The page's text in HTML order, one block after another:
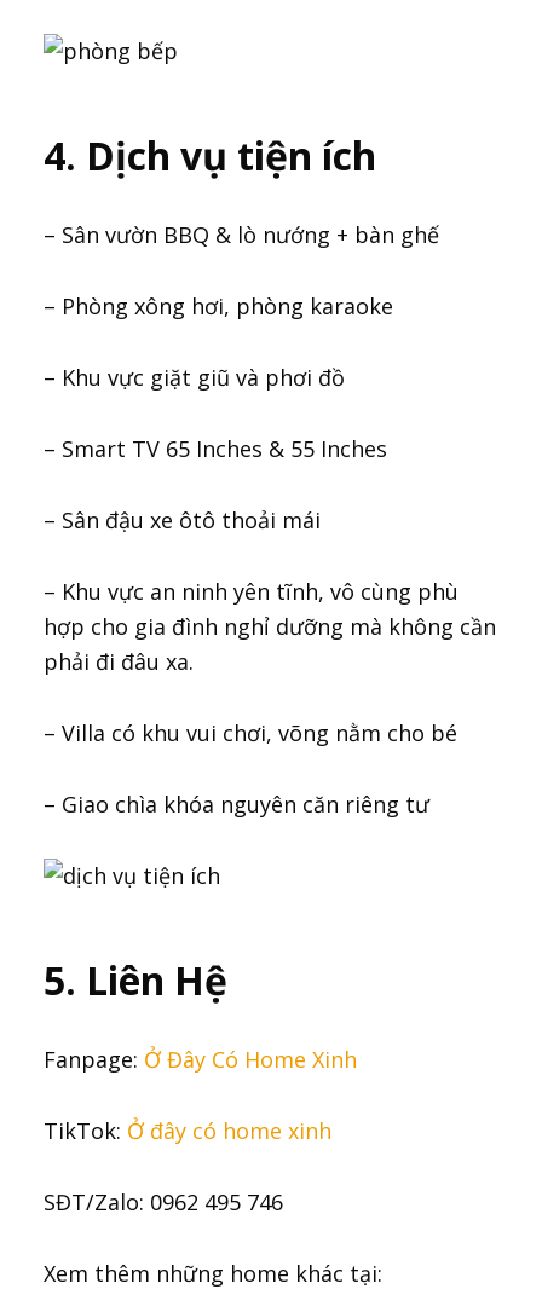
4. Dịch vụ tiện ích
– Sân vườn BBQ & lò nướng + bàn ghế
– Phòng xông hơi, phòng karaoke
– Khu vực giặt giũ và phơi đồ
– Smart TV 65 Inches & 55 Inches
– Sân đậu xe ôtô thoải mái
– Khu vực an ninh yên tĩnh, vô cùng phù
hợp cho gia đình nghỉ dưỡng mà không cần
phải đi đâu xa.
– Villa có khu vui chơi, võng nằm cho bé
– Giao chìa khóa nguyên căn riêng tư
5. Liên Hệ
Fanpage: Ở Đây Có Home Xinh
TikTok: Ở đây có home xinh
SĐT/Zalo: 0962 495 746
Xem thêm những home khác tại: